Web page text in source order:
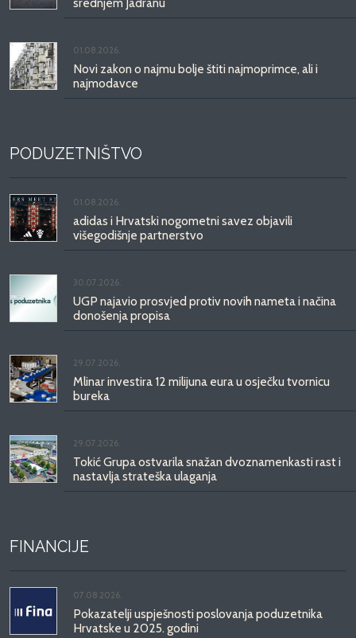
srednjem Jadranu
01.08.2026.
Novi zakon o najmu bolje štiti najmoprimce, ali i
najmodavce
PODUZETNIŠTVO
01.08.2026.
adidas i Hrvatski nogometni savez objavili
višegodišnje partnerstvo
30.07.2026.
UGP najavio prosvjed protiv novih nameta i načina
donošenja propisa
29.07.2026.
Mlinar investira 12 milijuna eura u osječku tvornicu
bureka
29.07.2026.
Tokić Grupa ostvarila snažan dvoznamenkasti rast i
nastavlja strateška ulaganja
FINANCIJE
07.08.2026.
Pokazatelji uspješnosti poslovanja poduzetnika
Hrvatske u 2025. godini